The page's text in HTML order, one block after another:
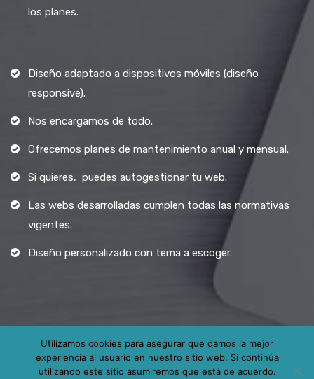
los planes.
Diseño adaptado a dispositivos móviles (diseño
responsive).
Nos encargamos de todo.
Ofrecemos planes de mantenimiento anual y mensual.
Si quieres, puedes autogestionar tu web.
Las webs desarrolladas cumplen todas las normativas
vigentes.
Diseño personalizado con tema a escoger.
Todos los derechos reservados.
Utilizamos cookies para asegurar que damos la mejor
experiencia al usuario en nuestro sitio web. Si continúa
utilizando este sitio asumiremos que está de acuerdo.